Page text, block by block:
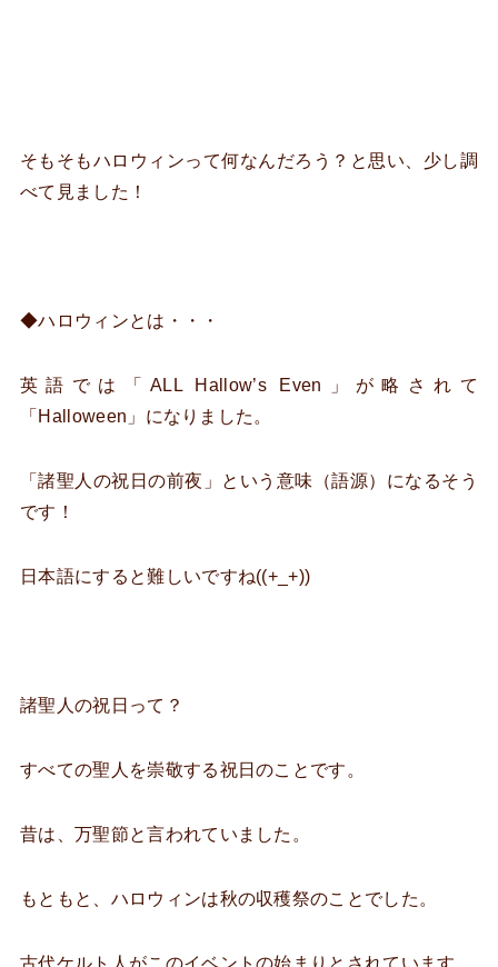
そもそもハロウィンって何なんだろう？と思い、少し調
べて見ました！
◆ハロウィンとは・・・
英語では「ALL Hallow’s Even」が略されて
「Halloween」になりました。
「諸聖人の祝日の前夜」という意味（語源）になるそう
です！
日本語にすると難しいですね((+_+))
諸聖人の祝日って？
すべての聖人を崇敬する祝日のことです。
昔は、万聖節と言われていました。
もともと、ハロウィンは秋の収穫祭のことでした。
古代ケルト人がこのイベントの始まりとされています。